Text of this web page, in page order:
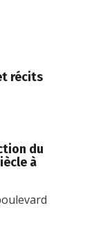
récits
du
à